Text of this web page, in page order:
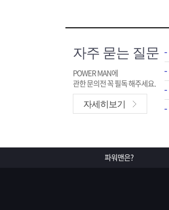
자주 묻는 질문
POWER MAN에
관한 문의전 꼭 필독 해주세요.
자세히보기
파워맨은?